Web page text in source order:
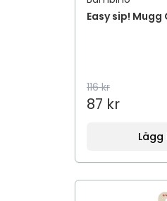
Easy sip! Mugg
116 kr
87 kr